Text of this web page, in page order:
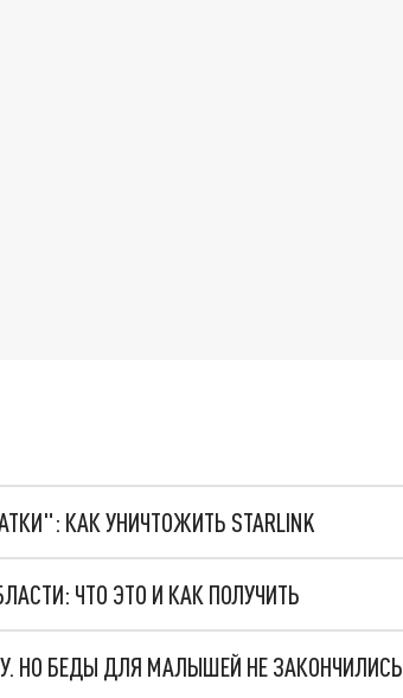
КАК УНИЧТОЖИТЬ STARLINK
ЧТО ЭТО И КАК ПОЛУЧИТЬ
НО БЕДЫ ДЛЯ МАЛЫШЕЙ НЕ ЗАКОНЧИЛИСЬ